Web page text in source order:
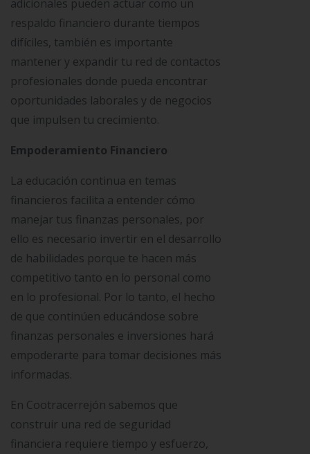
adicionales pueden actuar como un
respaldo financiero durante tiempos
difíciles, también es importante
mantener y expandir tu red de contactos
profesionales donde pueda encontrar
oportunidades laborales y de negocios
que impulsen tu crecimiento.
Empoderamiento Financiero
La educación continua en temas
financieros facilita a entender cómo
manejar tus finanzas personales, por
ello es necesario invertir en el desarrollo
de habilidades porque te hacen más
competitivo tanto en lo personal como
en lo profesional. Por lo tanto, el hecho
de que continúen educándose sobre
finanzas personales e inversiones hará
empoderarte para tomar decisiones más
informadas.
En Cootracerrejón sabemos que
construir una red de seguridad
financiera requiere tiempo y esfuerzo,